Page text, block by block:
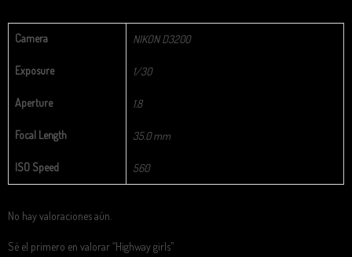
Camera NIKON D3200
Exposure 1/30
Aperture 1.8
Focal Length 35.0 mm
ISO Speed 560
No hay valoraciones aún.
Sé el primero en valorar “Highway girls”